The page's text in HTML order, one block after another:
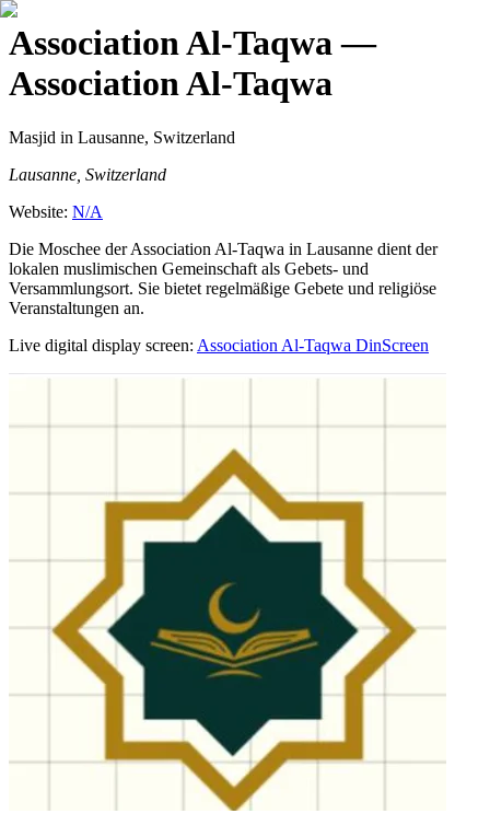
Association Al-Taqwa—
Association Al-Taqwa
Masjid in Lausanne, Switzerland
Lausanne, Switzerland
Website: N/A
Die Moschee der Association Al-Taqwa in Lausanne dient der
lokalen muslimischen Gemeinschaft als Gebets- und
Versammlungsort. Sie bietet regelmäßige Gebete und religiöse
Veranstaltungen an.
Live digital display screen: Association Al-Taqwa DinScreen